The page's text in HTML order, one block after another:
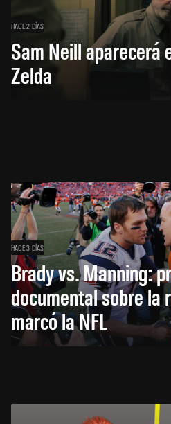
HACE 2 DÍAS
Sam Neill aparecerá
Zelda
HACE 3 DÍAS
Brady vs. Manning:
documental sobre la
marcó la NFL